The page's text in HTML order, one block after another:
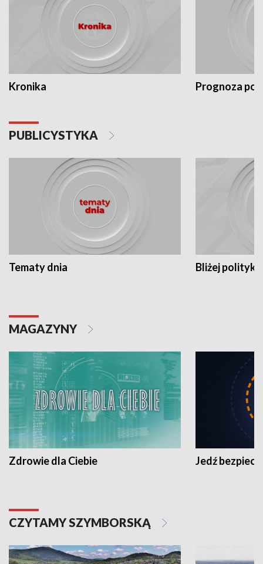
Kronika Prognoza
PUBLICYSTYKA
Tematy dnia Bliżej polityki
MAGAZYNY
Zdrowie dla Ciebie Jedź
CZYTAMY SZYMBORSKĄ